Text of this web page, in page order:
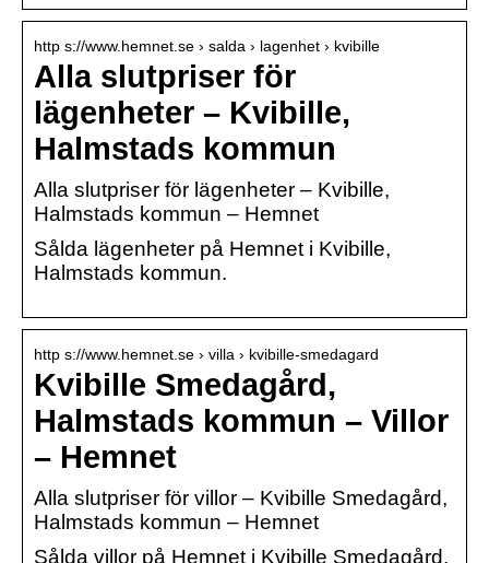
http s://www.hemnet.se › salda › lagenhet › kvibille
Alla slutpriser för
lägenheter – Kvibille,
Halmstads kommun
Alla slutpriser för lägenheter – Kvibille,
Halmstads kommun – Hemnet
Sålda lägenheter på Hemnet i Kvibille,
Halmstads kommun.
http s://www.hemnet.se › villa › kvibille-smedagard
Kvibille Smedagård,
Halmstads kommun – Villor
– Hemnet
Alla slutpriser för villor – Kvibille Smedagård,
Halmstads kommun – Hemnet
Sålda villor på Hemnet i Kvibille Smedagård,